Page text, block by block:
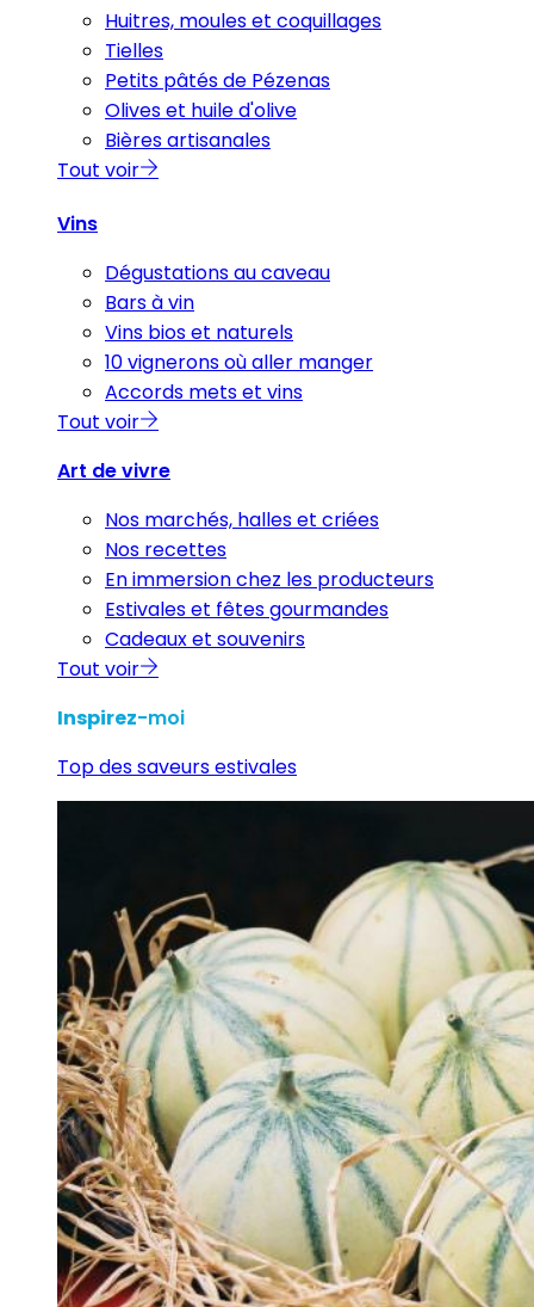
Huitres, moules et coquillages
Tielles
Petits pâtés de Pézenas
Olives et huile d'olive
Bières artisanales
Tout voir
Vins
Dégustations au caveau
Bars à vin
Vins bios et naturels
10 vignerons où aller manger
Accords mets et vins
Tout voir
Art de vivre
Nos marchés, halles et criées
Nos recettes
En immersion chez les producteurs
Estivales et fêtes gourmandes
Cadeaux et souvenirs
Tout voir
Inspirez-moi
Top des saveurs estivales